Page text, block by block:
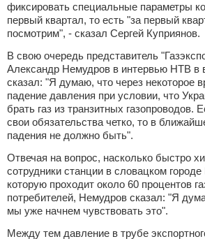
фиксировать специальные параметры
первый квартал, то есть "за первый
посмотрим", - сказал Сергей Куприянов.
В свою очередь представитель
Александр Немудров в интервью НТВ в
сказал: "Я думаю, что через некоторое
падение давления при условии, что
брать газ из транзитных газопроводов.
свои обязательства четко, то в
падения не должно быть".
Отвечая на вопрос, насколько быстро
сотрудники станции в словацком
которую проходит около 60 процентов
потребителей, Немудров сказал: "Я
мы уже начнем чувствовать это".
Между тем давление в трубе